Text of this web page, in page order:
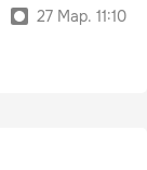
27 Мар. 11:10